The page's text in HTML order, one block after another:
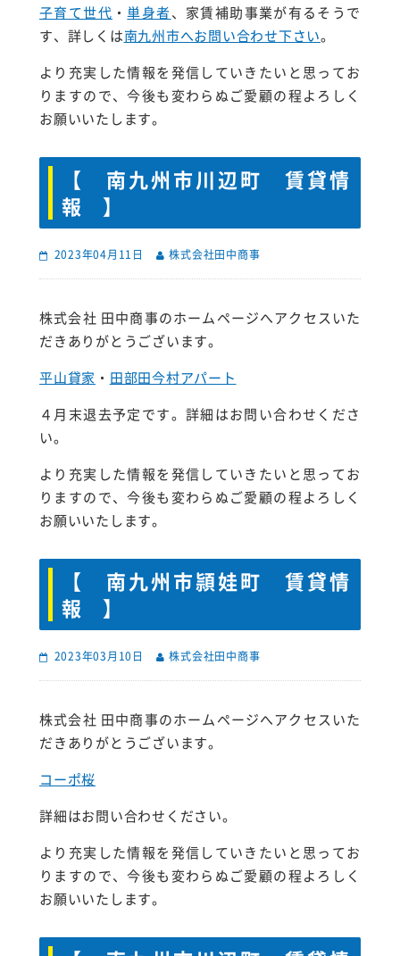
子育て世代 ・単身者、家賃補助事業が有るそうで
す、詳しくは南九州市へお問い合わせ下さい。
より充実した情報を発信していきたいと思ってお
りますので、今後も変わらぬご愛顧の程よろしく
お願いいたします。
【 南九州市川辺町 賃貸情
報 】
2023年04月11日 株式会社田中商事
株式会社 田中商事のホームページへアクセスいた
だきありがとうございます。
平山貸家 ・ 田部田今村アパート
４月末退去予定です。詳細はお問い合わせくださ
い。
より充実した情報を発信していきたいと思ってお
りますので、今後も変わらぬご愛顧の程よろしく
お願いいたします。
【 南九州市頴娃町 賃貸情
報 】
2023年03月10日 株式会社田中商事
株式会社 田中商事のホームページへアクセスいた
だきありがとうございます。
コーポ桜
詳細はお問い合わせください。
より充実した情報を発信していきたいと思ってお
りますので、今後も変わらぬご愛顧の程よろしく
お願いいたします。